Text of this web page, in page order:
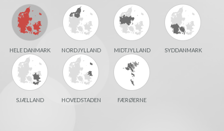
HELE DANMARK NORDJYLLAND MIDTJYLLAND SYDDANMARK
SJÆLLAND HOVEDSTADEN FÆRØERNE